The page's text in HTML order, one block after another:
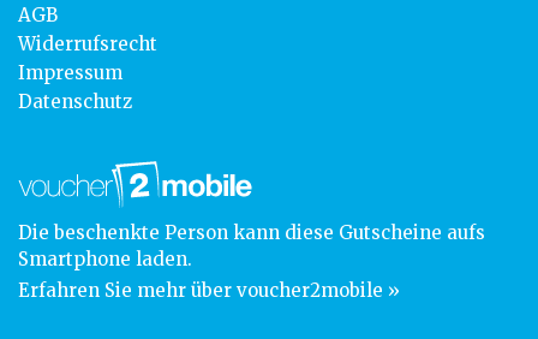
AGB
Widerrufsrecht
Impressum
Datenschutz
Die beschenkte Person kann diese Gutscheine aufs
Smartphone laden.
Erfahren Sie mehr über voucher2mobile »